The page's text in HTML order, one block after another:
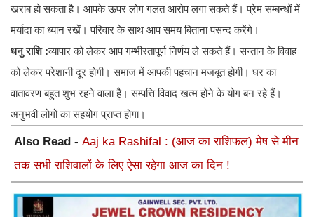
खराब हो सकता है। आपके ऊपर लोग गलत आरोप लगा सकते हैं। प्रेम सम्बन्धों में
मर्यादा का ध्यान रखें। परिवार के साथ आप समय बिताना पसन्द करेंगे।
धनु राशि :व्यापार को लेकर आप गम्भीरतापूर्ण निर्णय ले सकते हैं। सन्तान के विवाह
को लेकर परेशानी दूर होगी। समाज में आपकी पहचान मजबूत होगी। घर का
वातावरण बहुत शुभ रहने वाला है। सम्पत्ति विवाद खत्म होने के योग बन रहे हैं।
अनुभवी लोगों का सहयोग प्राप्त होगा।
Also Read - Aaj ka Rashifal : (आज का राशिफल) मेष से मीन
तक सभी राशिवालों के लिए ऐसा रहेगा आज का दिन !